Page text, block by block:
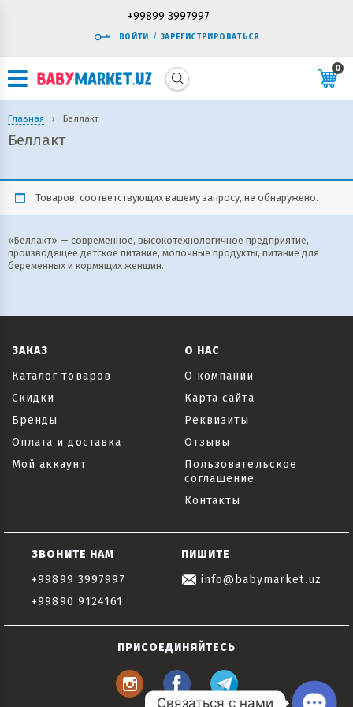
+99899 3997997
ВОЙТИ / ЗАРЕГИСТРИРОВАТЬСЯ
0
Главная › Беллакт
Беллакт
Товаров, соответствующих вашему запросу, не обнаружено.
«Беллакт» — современное, высокотехнологичное предприятие,
производящее детское питание, молочные продукты, питание для
беременных и кормящих женщин.
ЗАКАЗ
Каталог товаров
Скидки
Бренды
Оплата и доставка
Мой аккаунт
О НАС
О компании
Карта сайта
Реквизиты
Отзывы
Пользовательское
соглашение
Контакты
ЗВОНИТЕ НАМ
+99899 3997997
+99890 9124161
ПИШИТЕ
info@babymarket.uz
ПРИСОЕДИНЯЙТЕСЬ
Связаться с нами